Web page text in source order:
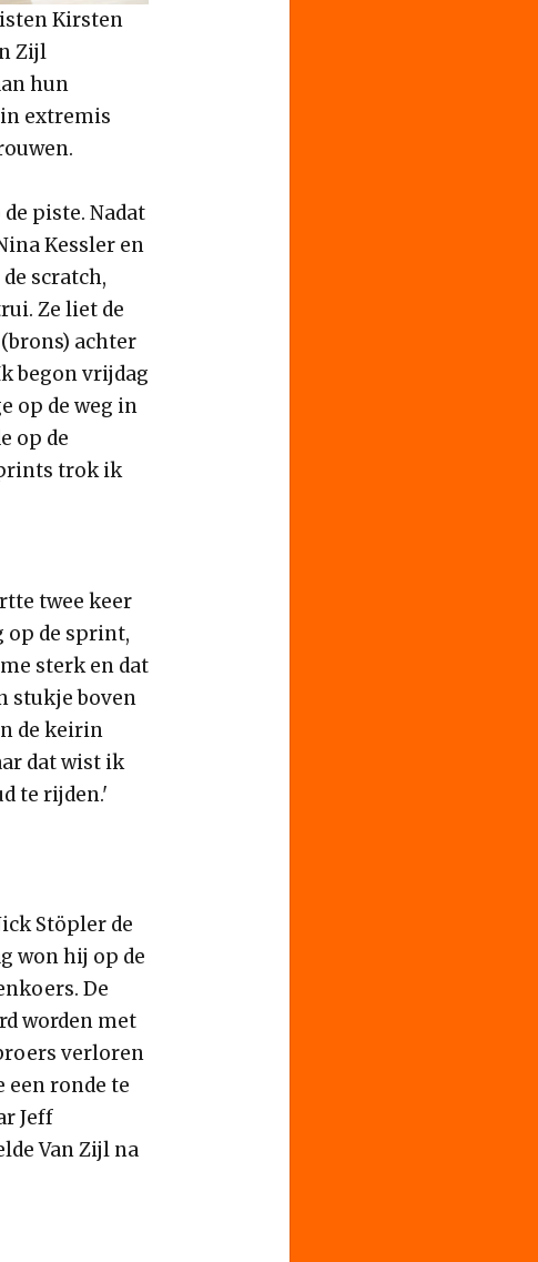
Kirsten
Zijl
hun
extremis
piste. Nadat
Kessler en
scratch,
Ze liet de
achter
begon vrijdag
op de weg in
op de
trok ik
twee keer
op de sprint,
sterk en dat
stukje boven
de keirin
dat wist ik
te rijden.'
Stöpler de
won hij op de
De
worden met
verloren
een ronde te
Jeff
Van Zijl na